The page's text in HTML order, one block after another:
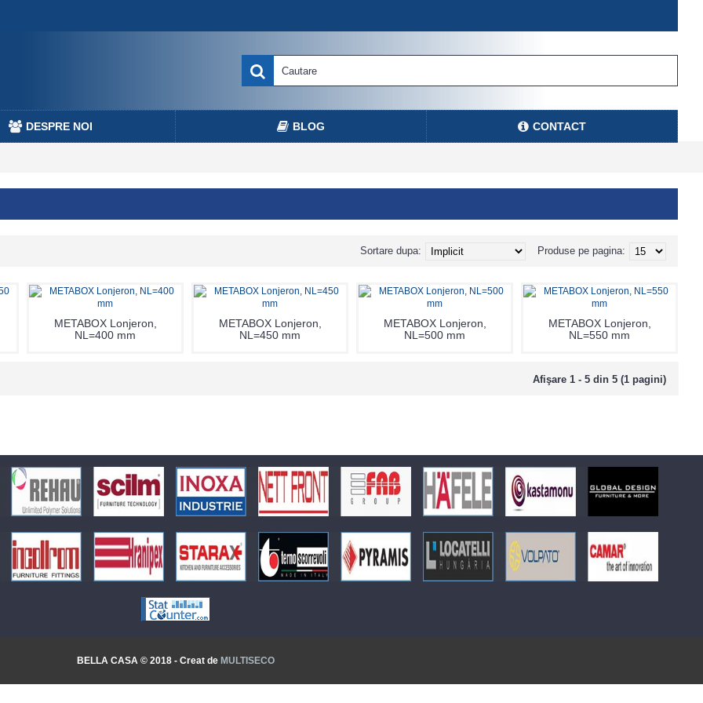
DESPRE NOI BLOG CONTACT
Produse pe pagina:
Sortare dupa:
METABOX Lonjeron,
NL=400 mm
METABOX Lonjeron,
NL=450 mm
METABOX Lonjeron,
NL=500 mm
METABOX Lonjeron,
NL=550 mm
Afişare 1 - 5 din 5 (1 pagini)
BELLA CASA © 2018 - Creat de MULTISECO